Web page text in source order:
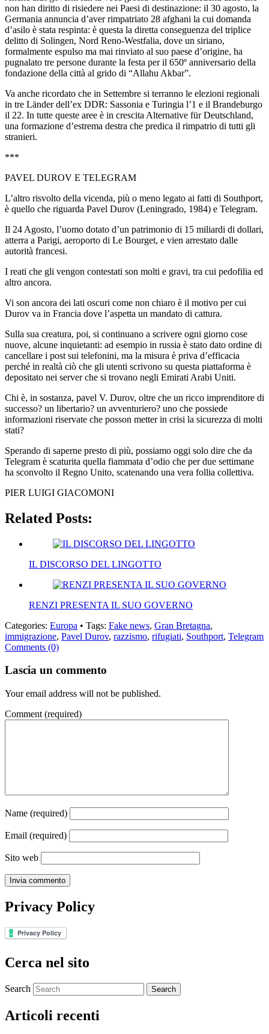
non han diritto di risiedere nei Paesi di destinazione: il 30 agosto, la
Germania annuncia d’aver rimpatriato 28 afghani la cui domanda
d’asilo è stata respinta: è questa la diretta conseguenza del triplice
delitto di Solingen, Nord Reno-Westfalia, dove un siriano,
formalmente espulso ma mai rinviato al suo paese d’origine, ha
pugnalato tre persone durante la festa per il 650º anniversario della
fondazione della città al grido di “Allahu Akbar”.
Va anche ricordato che in Settembre si terranno le elezioni regionali
in tre Länder dell’ex DDR: Sassonia e Turingia l’1 e il Brandeburgo
il 22. In tutte queste aree è in crescita Alternative für Deutschland,
una formazione d’estrema destra che predica il rimpatrio di tutti gli
stranieri.
***
PAVEL DUROV E TELEGRAM
L’altro risvolto della vicenda, più o meno legato ai fatti di Southport,
è quello che riguarda Pavel Durov (Leningrado, 1984) e Telegram.
Il 24 Agosto, l’uomo dotato d’un patrimonio di 15 miliardi di dollari,
atterra a Parigi, aeroporto di Le Bourget, e vien arrestato dalle
autorità francesi.
I reati che gli vengon contestati son molti e gravi, tra cui pedofilia ed
altro ancora.
Vi son ancora dei lati oscuri come non chiaro è il motivo per cui
Durov va in Francia dove l’aspetta un mandato di cattura.
Sulla sua creatura, poi, si continuano a scrivere ogni giorno cose
nuove, alcune inquietanti: ad esempio in russia è stato dato ordine di
cancellare i post sui telefonini, ma la misura è priva d’efficacia
perché in realtà ciò che gli utenti scrivono su questa piattaforma è
depositato nei server che si trovano negli Emirati Arabi Uniti.
Chi è, in sostanza, pavel V. Durov, oltre che un ricco imprenditore di
successo? un libertario? un avventuriero? uno che possiede
informazioni riservate che posson metter in crisi la sicurezza di molti
stati?
Sperando di saperne presto di più, possiamo oggi solo dire che da
Telegram è scaturita quella fiammata d’odio che per due settimane
ha sconvolto il Regno Unito, scatenando una vera follia collettiva.
PIER LUIGI GIACOMONI
Related Posts:
IL DISCORSO DEL LINGOTTO
RENZI PRESENTA IL SUO GOVERNO
Categories: Europa • Tags: Fake news, Gran Bretagna,
immigrazione, Pavel Durov, razzismo, rifugiati, Southport, Telegram
Comments (0)
Lascia un commento
Your email address will not be published.
Comment (required)
Name (required)
Email (required)
Sito web
Privacy Policy
Cerca nel sito
Search
Articoli recenti